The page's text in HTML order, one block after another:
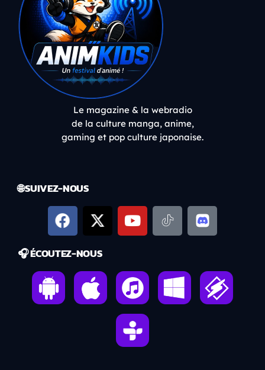
Le magazine & la webradio
de la culture manga, anime,
gaming et pop culture japonaise.
🌐 SUIVEZ-NOUS
🎧 ÉCOUTEZ-NOUS